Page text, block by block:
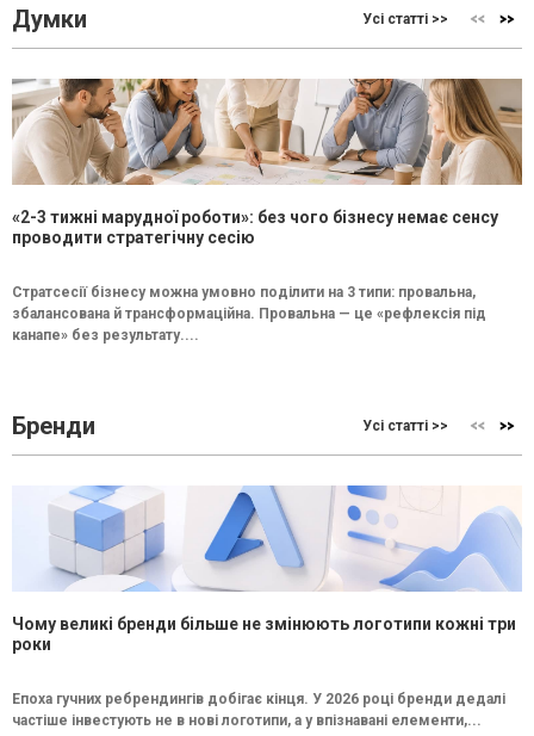
Думки Усі статті >>
«2-3 тижні марудної роботи»: без чого бізнесу немає сенсу
проводити стратегічну сесію
Стратсесії бізнесу можна умовно поділити на 3 типи: провальна,
збалансована й трансформаційна. Провальна — це «рефлексія під
канапе» без результату....
Бренди Усі статті >>
Чому великі бренди більше не змінюють логотипи кожні три
роки
Епоха гучних ребрендингів добігає кінця. У 2026 році бренди дедалі
частіше інвестують не в нові логотипи, а у впізнавані елементи,...